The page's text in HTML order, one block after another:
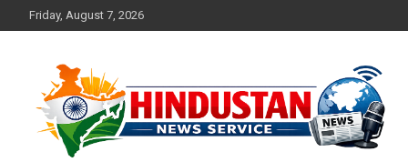
to
Friday, August 7, 2026